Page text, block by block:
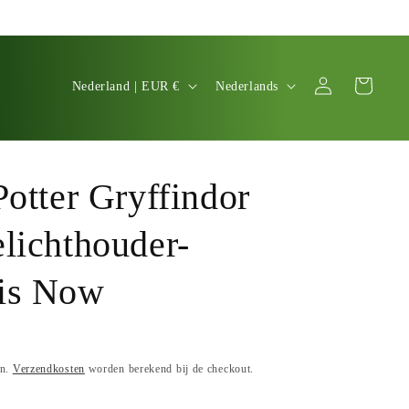
L
n
/
e
i
Nederland | EUR €
T
a
Nederlands InloggenWinkelwagen
Gryffindor
Now
Verzendkosten worden berekend bij de checkout.